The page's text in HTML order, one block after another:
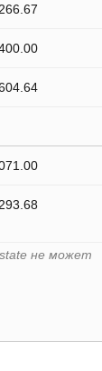
не может